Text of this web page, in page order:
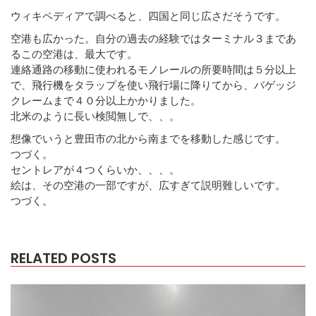
ウィキペディアで調べると、四国と同じ広さだそうです。
空港も広かった。自分の過去の経験ではターミナル３まであ
るこの空港は、最大です。
連絡通路の移動に使われるモノレールの所要時間は５分以上
で、飛行機をタラップを使い飛行場に降りてから、バゲッジ
クレームまで４０分以上かかりました。
北米のように長い検閲無しで、、。
想像でいうと豊田市の北から南までを移動した感じです。
つづく。
セントレアが４つくらいか、、、。
絵は、その空港の一部ですが、広すぎて説明難しいです。
つづく。
RELATED POSTS